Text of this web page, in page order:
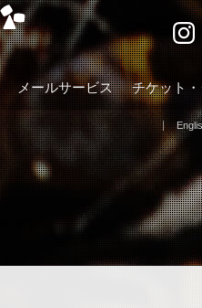
メールサービス チケット